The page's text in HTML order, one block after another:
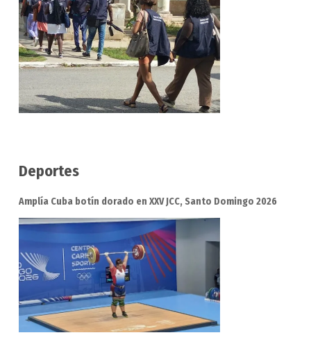
Deportes
Amplía Cuba botín dorado en XXV JCC, Santo Domingo 2026